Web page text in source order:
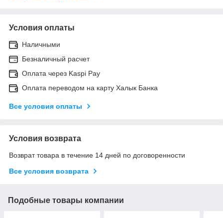
Условия оплаты
Наличными
Безналичный расчет
Оплата через Kaspi Pay
Оплата переводом на карту Халык Банка
Все условия оплаты
Условия возврата
Возврат товара в течение 14 дней по договоренности
Все условия возврата
Подобные товары компании